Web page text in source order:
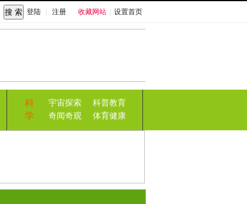
收藏网站 设置首页
登陆 注册
科
学
宇宙探索
科普教育
奇闻奇观
体育健康